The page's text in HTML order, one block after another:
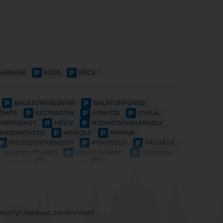
P EGER P PÉCS
P BALATONFÖLDVÁR P BALATONFÜRED
P ESZTERGOM P FONYÓD P GYULA
P HÉVÍZ P HÓDMEZŐVÁSÁRHELY
MEZŐKÖVESD P MISKOLC P MONOR
P PILISSZENTKERESZT P POROSZLÓ P PÁLHÁZA
P P
Vyhľadávač zón Kontakt